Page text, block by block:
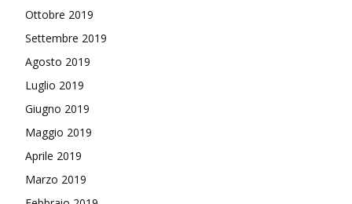
Ottobre 2019
Settembre 2019
Agosto 2019
Luglio 2019
Giugno 2019
Maggio 2019
Aprile 2019
Marzo 2019